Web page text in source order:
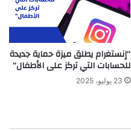
“إنستغرام يطلق ميزة حماية جديدة
للحسابات التي تركز على الأطفال”
23 يوليو، 2025